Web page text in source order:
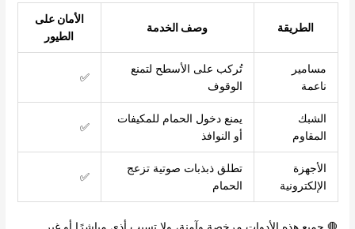
الطريقة وصف الخدمة
الأمان على
الطيور
مسامير
ناعمة
تُركب على الأسطح لتمنع
الوقوف
✅
الشبك
المقاوم
يمنع دخول الحمام للمكيفات
أو النوافذ
✅
الأجهزة
الإلكترونية
تطلق ذبذبات صوتية تزعج
الحمام
✅